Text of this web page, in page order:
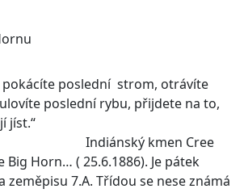
pokácíte poslední strom, otrávíte
poslední rybu, přijdete na to,
jíst.“
kmen Cree
Big Horn… ( 25.6.1886). Je pátek
zeměpisu 7.A. Třídou se nese známá